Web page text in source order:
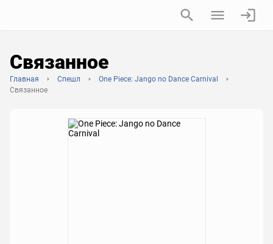
Связанное
Главная Спешл
One Piece: Jango no Dance Carnival
Связанное